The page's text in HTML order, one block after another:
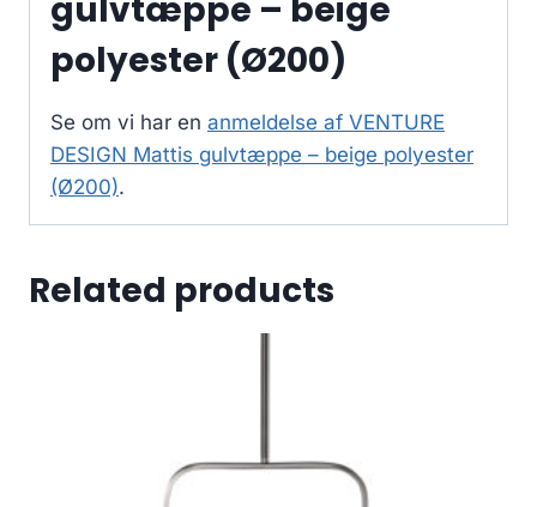
gulvtæppe – beige
polyester (Ø200)
Se om vi har en anmeldelse af VENTURE
DESIGN Mattis gulvtæppe – beige polyester
(Ø200).
Related products